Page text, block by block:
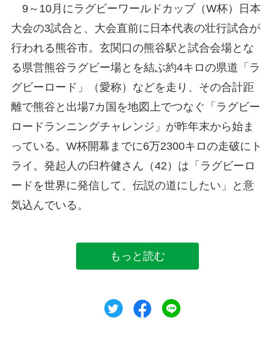
9～10月にラグビーワールドカップ（W杯）日本
大会の3試合と、大会直前に日本代表の壮行試合が
行われる熊谷市。玄関口の熊谷駅と試合会場とな
る県営熊谷ラグビー場とを結ぶ約4キロの県道「ラ
グビーロード」（愛称）などを走り、その合計距
離で熊谷と出場7カ国を地図上でつなぐ「ラグビー
ロードランニングチャレンジ」が昨年末から始ま
っている。W杯開幕までに6万2300キロの走破にト
ライ。発起人の臼杵健さん（42）は「ラグビーロ
ードを世界に発信して、伝説の道にしたい」と意
気込んでいる。
もっと読む
ツイートシェア